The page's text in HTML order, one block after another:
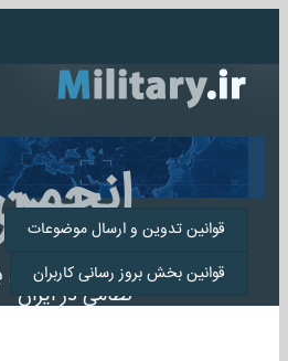
انجمن
نظامی در ایران
قوانین تدوین و ارسال موضوعات
قوانین بخش بروز رسانی کاربران